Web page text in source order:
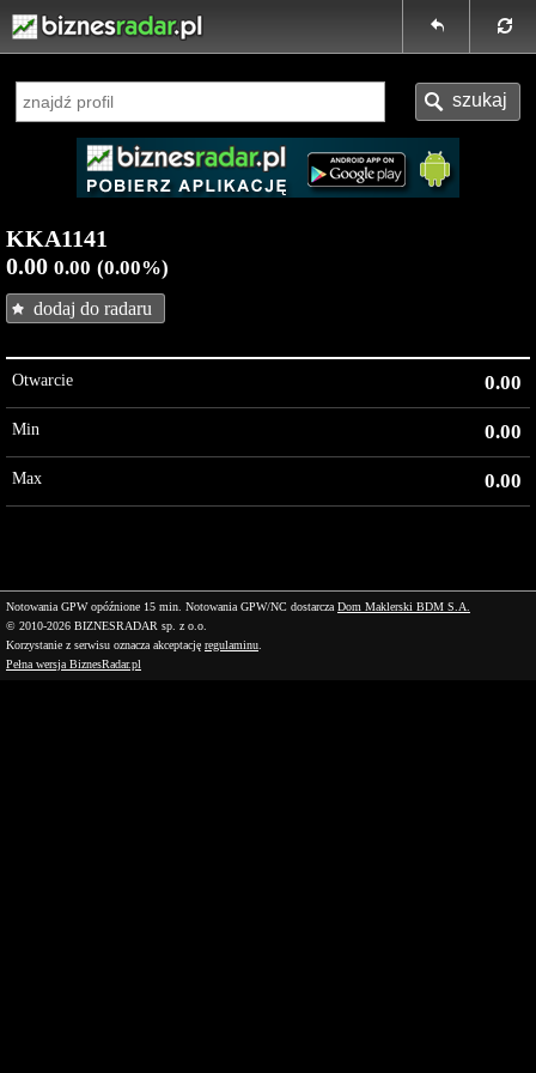
KKA1141
0.00 0.00 (0.00%)
dodaj do radaru
Otwarcie 0.00
Min 0.00
Max 0.00
Notowania GPW opóźnione 15 min. Notowania GPW/NC dostarcza Dom Maklerski BDM S.A.
© 2010-2026 BIZNESRADAR sp. z o.o.
Korzystanie z serwisu oznacza akceptację regulaminu
Pełna wersja BiznesRadar.pl